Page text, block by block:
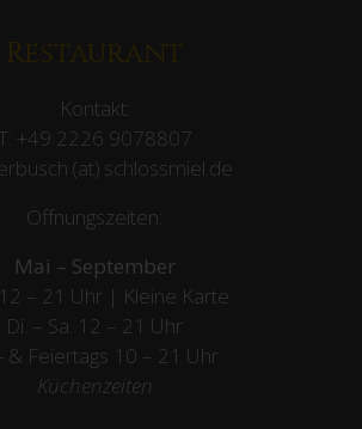
Restaurant
Kontakt:
T: +49 2226 9078807
(at) schlossmiel.de
Öffnungszeiten:
Mai – September
– 21 Uhr | Kleine Karte
Di. – Sa. 12 – 21 Uhr
& Feiertags 10 – 21 Uhr
Küchenzeiten